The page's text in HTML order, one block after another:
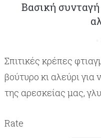
Βασική
Σπιτικές κρέπες
βούτυρο κι αλεύρι για
της αρεσκείας μας,
Rate